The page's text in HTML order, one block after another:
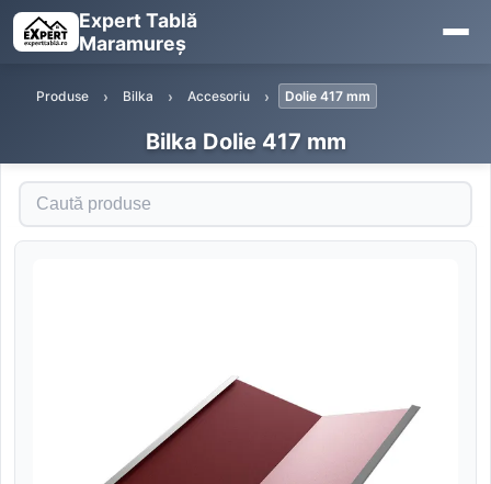
Expert Tablă
Maramureș
Produse Bilka Accesoriu Dolie 417 mm
Bilka Dolie 417 mm
Caută produse